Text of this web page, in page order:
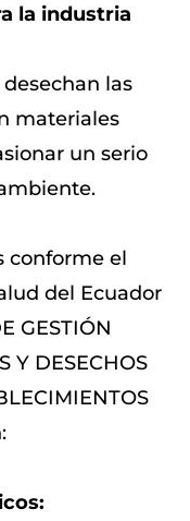
la industria
las
materiales
un serio
conforme el
del Ecuador
GESTIÓN
Y DESECHOS